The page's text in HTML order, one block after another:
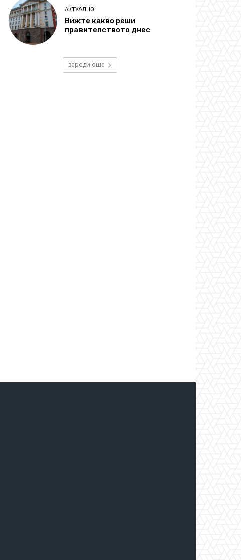
АКТУАЛНО
Вижте какво реши
правителството днес
зареди още